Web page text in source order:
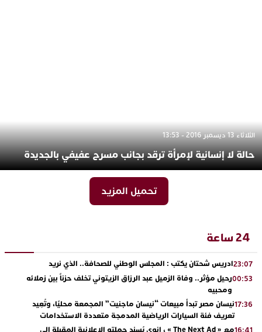
الثلاثاء 13 ديسمبر 2016 - 13:53
حالة لا إنسانية لإمرأة ترقد بجانب مسرح عفيفي بالجديدة
تحميل المزيد
24 ساعة
23:07ادريس شحتان يكتب : المجلس الوطني للصحافة.. الذي نريد
00:53رحيل مؤثر.. وفاة الزميل عبد الرزاق الزيتوني تخلف حزناً بين زملائه
ومحبيه
17:36نيسان مصر تبدأ مبيعات “نيسان ماجنيت” المجمعة محليًا، وتُعِيد
تعريف فئة السيارات الرياضية المدمجة متعددة الاستخدامات
مع « The Next Ad » ، إنوي يُسند حملته الإعلانية المقبلة إلى